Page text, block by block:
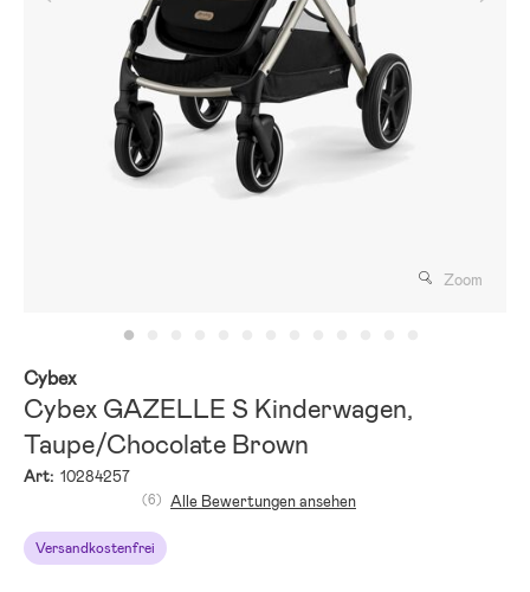
Zoom
Cybex
Cybex GAZELLE S Kinderwagen,
Taupe/Chocolate Brown
Art: 10284257
Versandkostenfrei
(6) Alle Bewertungen ansehen